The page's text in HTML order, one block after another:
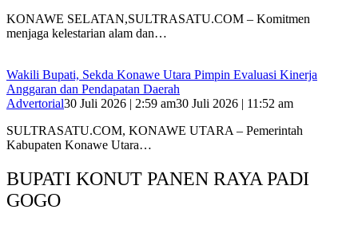
KONAWE SELATAN,SULTRASATU.COM – Komitmen
menjaga kelestarian alam dan…
Wakili Bupati, Sekda Konawe Utara Pimpin Evaluasi Kinerja
Anggaran dan Pendapatan Daerah
Advertorial30 Juli 2026 | 2:59 am30 Juli 2026 | 11:52 am
SULTRASATU.COM, KONAWE UTARA – Pemerintah
Kabupaten Konawe Utara…
BUPATI KONUT PANEN RAYA PADI
GOGO